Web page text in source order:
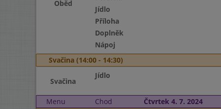
Oběd
Jídlo
Příloha
Doplněk
Nápoj
Svačina (14:00 - 14:30)
Svačina
Jídlo
Menu Chod Čtvrtek 4. 7. 2024